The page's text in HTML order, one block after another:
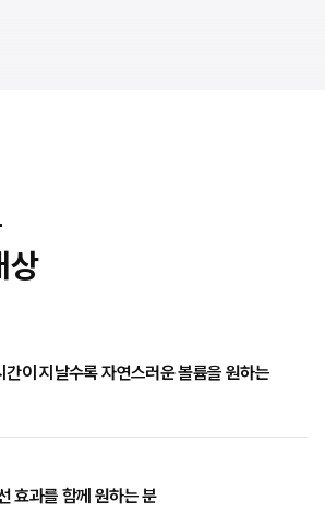
상
이 지날수록 자연스러운 볼륨을 원하는
효과를 함께 원하는 분